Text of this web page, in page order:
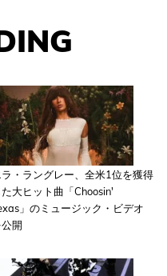
ラ・ラングレー、全米1位を獲得
た大ヒット曲「Choosin'
」のミュージック・ビデオ
開